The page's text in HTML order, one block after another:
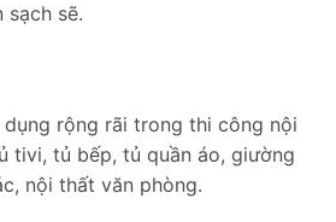
sẽ.
rộng rãi trong thi công nội
tivi, tủ bếp, tủ quần áo, giường
nội thất văn phòng.